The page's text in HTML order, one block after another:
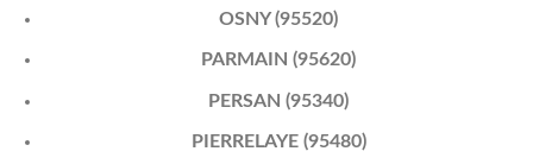
OSNY (95520)
PARMAIN (95620)
PERSAN (95340)
PIERRELAYE (95480)